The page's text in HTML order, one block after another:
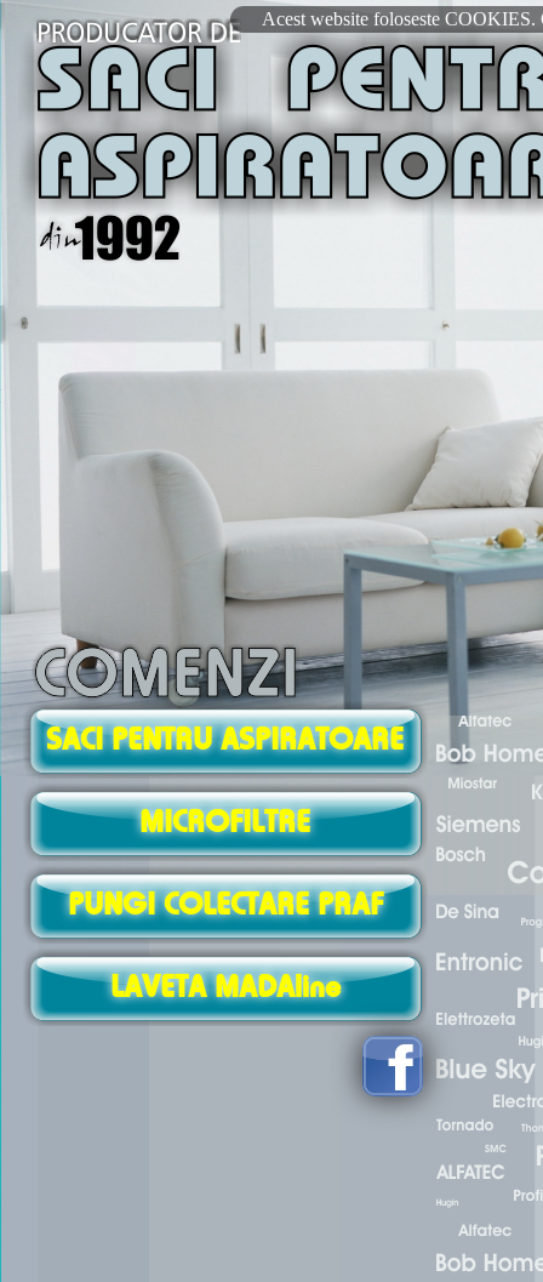
Acest website foloseste COOKIES.
Saci pentru aspiratoare Sac pentru aspirator Sac de aspirator
Micro filtru
SACI PENTRU ASPIRATOARE
MICROFILTRE
PUNGI COLECTARE PRAF
LAVETA MADAline
`